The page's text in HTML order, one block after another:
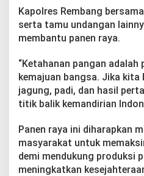
Kapolres Rembang
serta tamu undangan
membantu panen raya.
“Ketahanan pangan
kemajuan bangsa. Jika kita
jagung, padi, dan hasil
titik balik kemandirian
Panen raya ini diharapkan
masyarakat untuk
demi mendukung produksi
meningkatkan